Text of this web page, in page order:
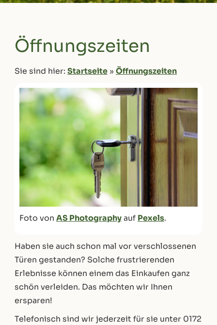
Öffnungszeiten
Sie sind hier: Startseite » Öffnungszeiten
Foto von AS Photographyauf Pexels.
Haben sie auch schon mal vor verschlossenen
Türen gestanden? Solche frustrierenden
Erlebnisse können einem das Einkaufen ganz
schön verleiden. Das möchten wir Ihnen
ersparen!
Telefonisch sind wir jederzeit für sie unter 0172